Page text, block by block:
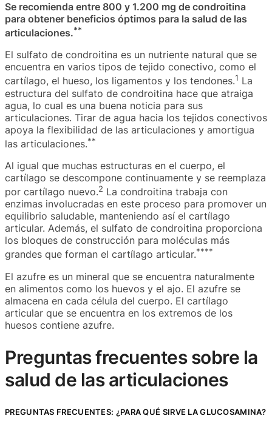
Se recomienda entre 800 y 1.200 mg de condroitina
para obtener beneficios óptimos para la salud de las
articulaciones.**
El sulfato de condroitina es un nutriente natural que se
encuentra en varios tipos de tejido conectivo, como el
cartílago, el hueso, los ligamentos y los tendones.1 La
estructura del sulfato de condroitina hace que atraiga
agua, lo cual es una buena noticia para sus
articulaciones. Tirar de agua hacia los tejidos conectivos
apoya la flexibilidad de las articulaciones y amortigua
las articulaciones.**
Al igual que muchas estructuras en el cuerpo, el
cartílago se descompone continuamente y se reemplaza
por cartílago nuevo.2 La condroitina trabaja con
enzimas involucradas en este proceso para promover un
equilibrio saludable, manteniendo así el cartílago
articular. Además, el sulfato de condroitina proporciona
los bloques de construcción para moléculas más
grandes que forman el cartílago articular.****
El azufre es un mineral que se encuentra naturalmente
en alimentos como los huevos y el ajo. El azufre se
almacena en cada célula del cuerpo. El cartílago
articular que se encuentra en los extremos de los
huesos contiene azufre.
Preguntas frecuentes sobre la
salud de las articulaciones
PREGUNTAS FRECUENTES: ¿PARA QUÉ SIRVE LA GLUCOSAMINA?